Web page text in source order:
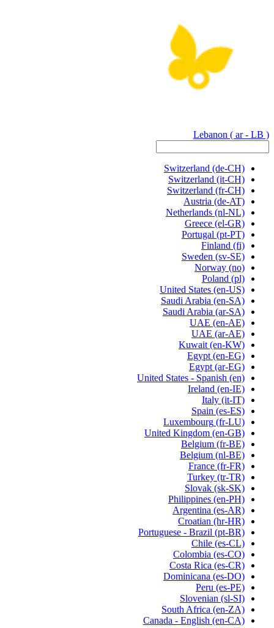
Lebanon ( ar - LB )
Switzerland (de-CH)
Switzerland (it-CH)
Switzerland (fr-CH)
Austria (de-AT)
Netherlands (nl-NL)
Greece (el-GR)
Portugal (pt-PT)
Finland (fi)
Sweden (sv-SE)
Norway (no)
Poland (pl)
United States (en-US)
Saudi Arabia (en-SA)
Saudi Arabia (ar-SA)
UAE (en-AE)
UAE (ar-AE)
Kuwait (en-KW)
Egypt (en-EG)
Egypt (ar-EG)
United States - Spanish (en)
Ireland (en-IE)
Italy (it-IT)
Spain (es-ES)
Luxembourg (fr-LU)
United Kingdom (en-GB)
Belgium (fr-BE)
Belgium (nl-BE)
France (fr-FR)
Turkey (tr-TR)
Slovak (sk-SK)
Philippines (en-PH)
Argentina (es-AR)
Croatian (hr-HR)
Portuguese - Brazil (pt-BR)
Chile (es-CL)
Colombia (es-CO)
Costa Rica (es-CR)
Dominicana (es-DO)
Peru (es-PE)
Slovenian (sl-SI)
South Africa (en-ZA)
Canada - English (en-CA)